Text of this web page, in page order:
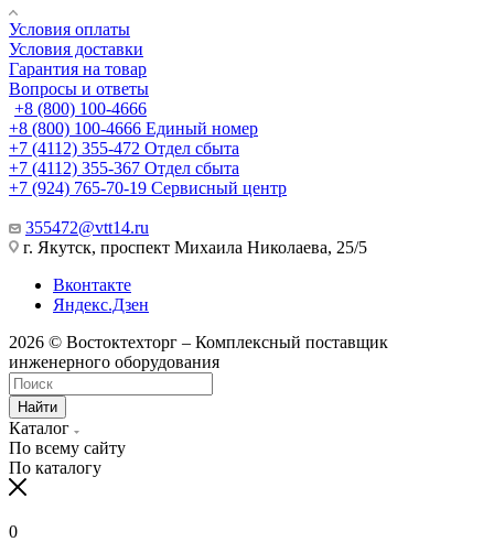
Условия оплаты
Условия доставки
Гарантия на товар
Вопросы и ответы
+8 (800) 100-4666
+8 (800) 100-4666 Единый номер
+7 (4112) 355-472 Отдел сбыта
+7 (4112) 355-367 Отдел сбыта
+7 (924) 765-70-19 Сервисный центр
355472@vtt14.ru
г. Якутск, проспект Михаила Николаева, 25/5
Вконтакте
Яндекс.Дзен
2026 © Востоктехторг – Комплексный поставщик
инженерного оборудования
Найти
Каталог
По всему сайту
По каталогу
0